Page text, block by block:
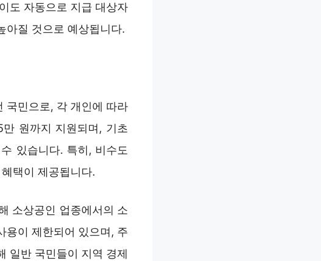
도 자동으로 지급 대상자
아질 것으로 예상됩니다.
국민으로, 각 개인에 따라
원까지 지원되며, 기초
있습니다. 특히, 비수도
택이 제공됩니다.
소상공인 업종에서의 소
용이 제한되어 있으며, 주
일반 국민들이 지역 경제